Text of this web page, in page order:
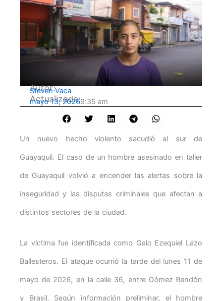
Autor:
Steven Vaca
Actualizada:
mayo 13, 20269:35 am
Un nuevo hecho violento sacudió al sur de
Guayaquil. El caso de un hombre asesinado en taller
de Guayaquil volvió a encender las alertas sobre la
inseguridad y las disputas criminales que afectan a
distintos sectores de la ciudad.
La víctima fue identificada como Galo Ezequiel Lazo
Ballesteros. El ataque ocurrió la tarde del lunes 11 de
mayo de 2026, en la calle 36, entre Gómez Rendón
y Brasil. Según información preliminar, el hombre